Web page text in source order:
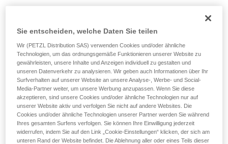
Durchführung des Tests, dass die LOCK-Funktion deaktiviert
Nachdem Sie das ASAP oder ASAP LOCK am Seil
angebracht haben, lassen Sie das Gerät ruckartig nach
unten laufen. Mit einer schnellen Handbewegung kann leicht
eine Geschwindigkeit von 2 m/s erreicht werden. Dabei
sollte das Gerät blockieren. Wenn es nicht blockiert,
überprüfen Sie Ihre Installation oder kontrollieren Sie den
Zustand des Geräts.
Sie entscheiden, welche Daten Sie teilen
Wir (PETZL Distribution SAS) verwenden Cookies und/oder ähnliche
Technologien, um das ordnungsgemäße Funktionieren unserer Website zu
gewährleisten, unsere Inhalte und Anzeigen individuell zu gestalten und
unseren Datenverkehr zu analysieren. Wir geben auch Informationen über Ihr
Surfverhalten auf unserer Website an unsere Analyse-, Werbe- und Social-
Media-Partner weiter, um unsere Werbung anzupassen. Wenn Sie diese
akzeptieren, sind unsere Cookies und/oder ähnliche Technologien nur auf
unserer Website aktiv und verfolgen Sie nicht auf andere Websites. Die
Cookies und/oder ähnliche Technologien unserer Partner werden Sie während
Ihres gesamten Surfens verfolgen. Sie können Ihre Einwilligung jederzeit
widerrufen, indem Sie auf den Link „Cookie-Einstellungen“ klicken, der sich am
unteren Rand der Website befindet. Die Ablehnung aller oder eines Teils dieser